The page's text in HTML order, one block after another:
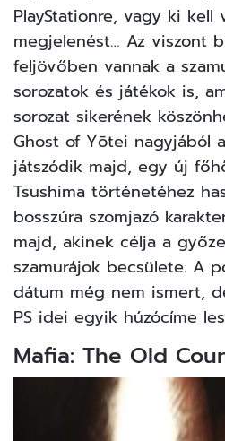
PlayStationre, vagy ki kell
megjelenést… Az viszont
feljövőben vannak a
sorozatok és játékok is,
sorozat sikerének
Ghost of Yōtei nagyjából
játszódik majd, egy új
Tsushima történetéhez
bosszúra szomjazó
majd, akinek célja a
szamurájok becsülete. A
dátum még nem ismert,
PS idei egyik húzócíme
Mafia: The Old